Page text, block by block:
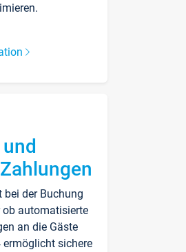
bei der Buchung
ob automatisierte
an die Gäste
ermöglicht sichere